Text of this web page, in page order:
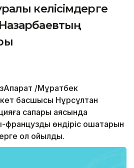
келісімдерге
/Мұратбек
басшысы Нұрсұлтан
сапары аясында
француздық өндіріс ошақтарын
қол қойылды.